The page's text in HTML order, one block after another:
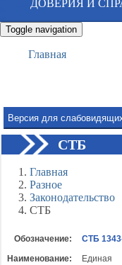
ДОВЕРИЯ И
Toggle navigation
Главная
Версия для
СТБ
Главная
Разное
Законодательство
СТБ
Обозначение:
СТБ
Наименование:
Единая